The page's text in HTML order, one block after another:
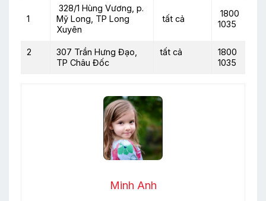
1
328/1 Hùng Vương, p.
Mỹ Long, TP Long
Xuyên
tất cả
1800
1035
2
307 Trần Hưng Đạo,
TP Châu Đốc
tất cả
1800
1035
Minh Anh